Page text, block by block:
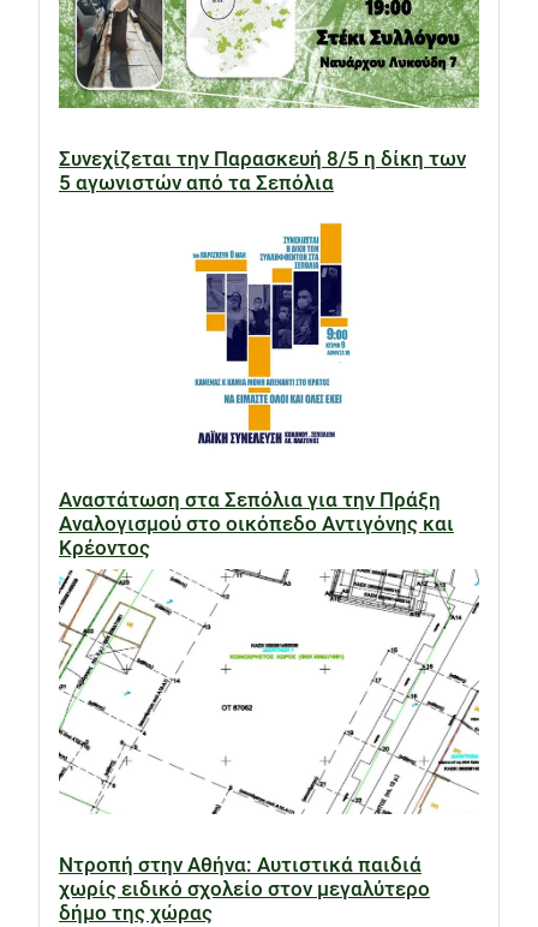
Συνεχίζεται την Παρασκευή 8/5 η δίκη των
5 αγωνιστών από τα Σεπόλια
Αναστάτωση στα Σεπόλια για την Πράξη
Αναλογισμού στο οικόπεδο Αντιγόνης και
Κρέοντος
Ντροπή στην Αθήνα: Αυτιστικά παιδιά
χωρίς ειδικό σχολείο στον μεγαλύτερο
δήμο της χώρας